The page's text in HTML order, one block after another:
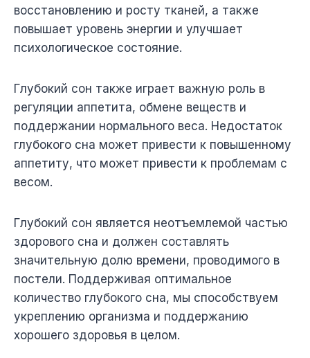
восстановлению и росту тканей, а также
повышает уровень энергии и улучшает
психологическое состояние.
Глубокий сон также играет важную роль в
регуляции аппетита, обмене веществ и
поддержании нормального веса. Недостаток
глубокого сна может привести к повышенному
аппетиту, что может привести к проблемам с
весом.
Глубокий сон является неотъемлемой частью
здорового сна и должен составлять
значительную долю времени, проводимого в
постели. Поддерживая оптимальное
количество глубокого сна, мы способствуем
укреплению организма и поддержанию
хорошего здоровья в целом.